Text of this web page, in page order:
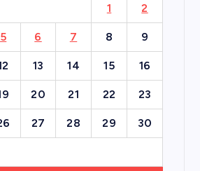
1 2
5 6 7 8 9
13 14 15 16
20 21 22 23
27 28 29 30